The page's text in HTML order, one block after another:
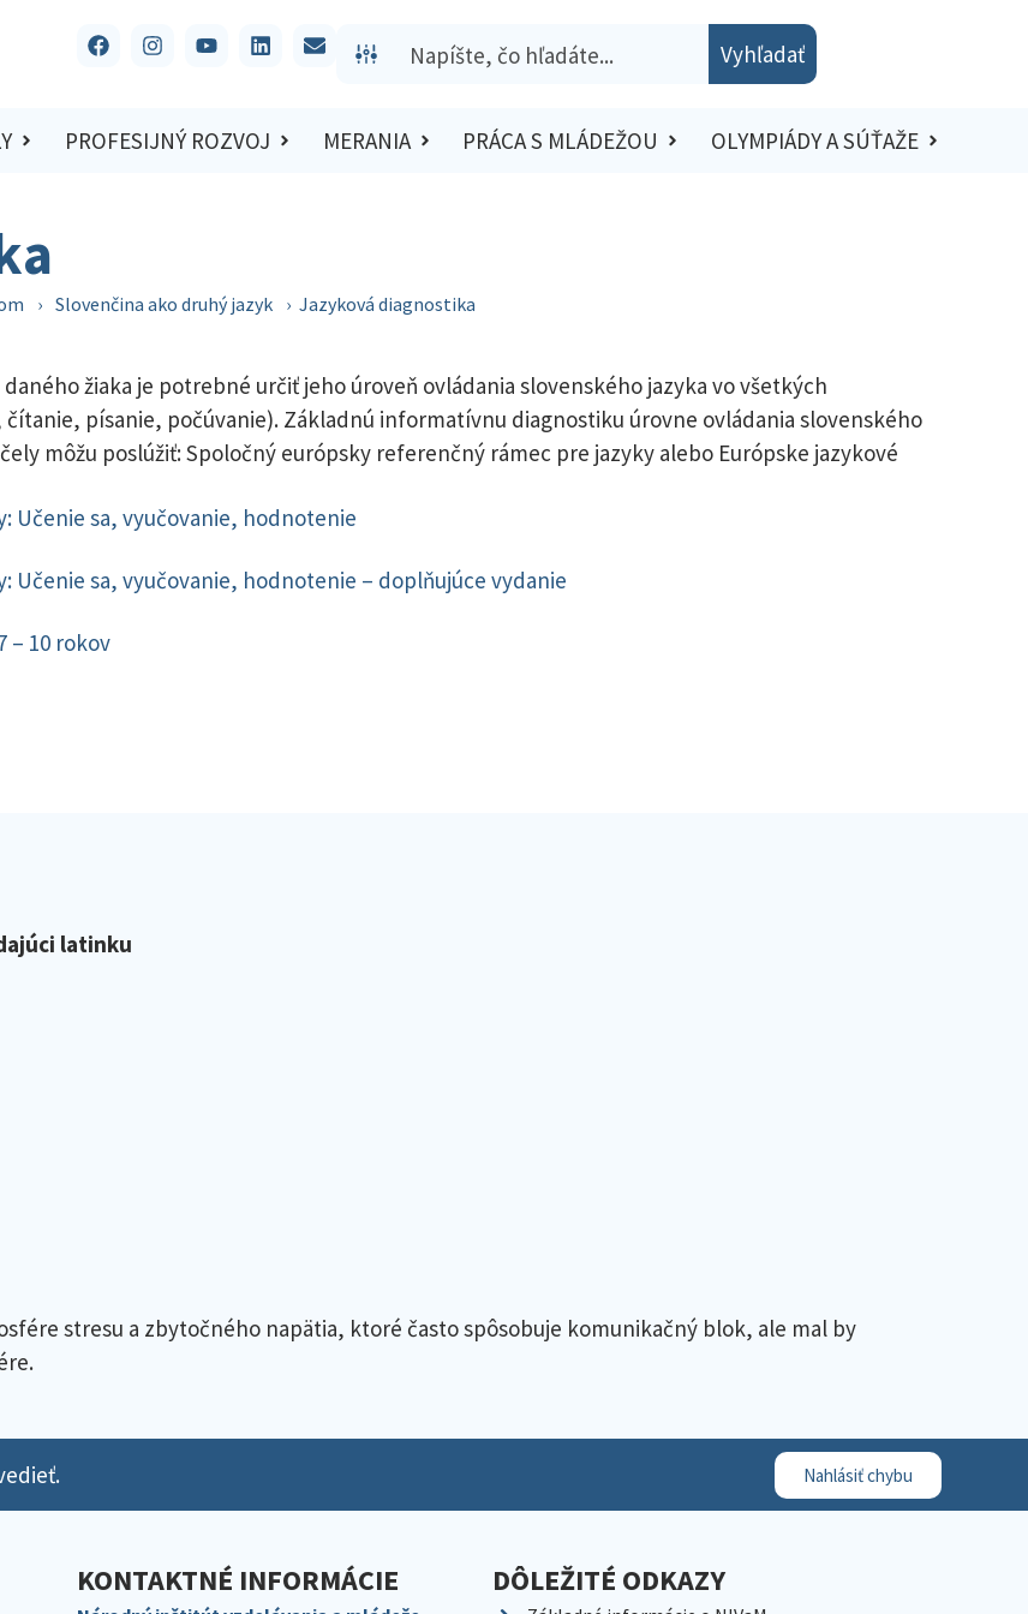
Vyhľadať
PROFESIJNÝ ROZVOJ MERANIA PRÁCA S MLÁDEŽOU OLYMPIÁDY A SÚŤAŽE
› Slovenčina ako druhý jazyk › Jazyková diagnostika
žiaka je potrebné určiť jeho úroveň ovládania slovenského jazyka vo všetkých
písanie, počúvanie). Základnú informatívnu diagnostiku úrovne ovládania slovenského
môžu poslúžiť: Spoločný európsky referenčný rámec pre jazyky alebo Európske jazykové
Učenie sa, vyučovanie, hodnotenie
sa, vyučovanie, hodnotenie – doplňujúce vydanie
– 10 rokov
latinku
stresu a zbytočného napätia, ktoré často spôsobuje komunikačný blok, ale mal by
Nahlásiť chybu
KONTAKTNÉ INFORMÁCIE DÔLEŽITÉ ODKAZY